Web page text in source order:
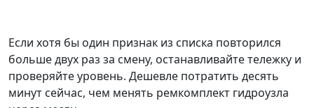
Если хотя бы один признак из списка повторился
больше двух раз за смену, останавливайте тележку и
проверяйте уровень. Дешевле потратить десять
минут сейчас, чем менять ремкомплект гидроузла